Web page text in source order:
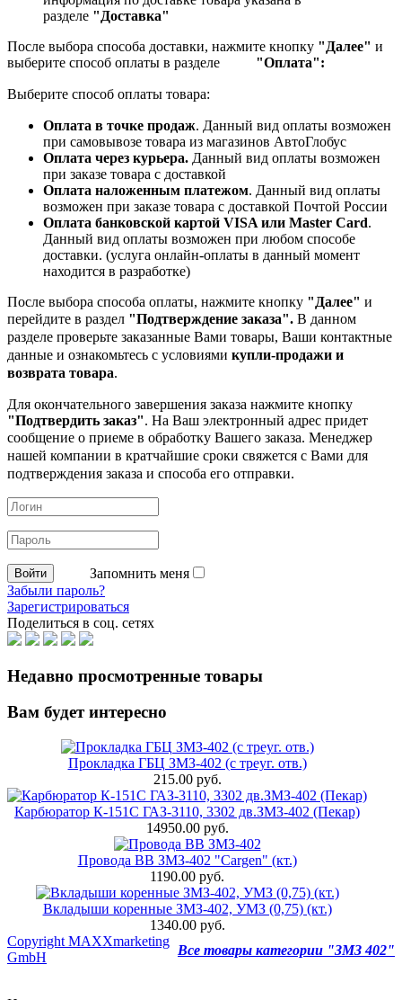
разделе "Доставка"
После выбора способа доставки, нажмите кнопку "Далее" и
выберите способ оплаты в разделе "Оплата":
Выберите способ оплаты товара:
Оплата в точке продаж. Данный вид оплаты возможен
при самовывозе товара из магазинов АвтоГлобус
Оплата через курьера. Данный вид оплаты возможен
при заказе товара с доставкой
Оплата наложенным платежом. Данный вид оплаты
возможен при заказе товара с доставкой Почтой России
Оплата банковской картой VISA или Master Card.
Данный вид оплаты возможен при любом способе
доставки. (услуга онлайн-оплаты в данный момент
находится в разработке)
После выбора способа оплаты, нажмите кнопку "Далее" и
перейдите в раздел "Подтверждение заказа". В данном
разделе проверьте заказанные Вами товары, Ваши контактные
данные и ознакомьтесь с условиями купли-продажи и
возврата товара.
Для окончательного завершения заказа нажмите кнопку
"Подтвердить заказ". На Ваш электронный адрес придет
сообщение о приеме в обработку Вашего заказа. Менеджер
нашей компании в кратчайшие сроки свяжется с Вами для
подтверждения заказа и способа его отправки.
Запомнить меня
Забыли пароль?
Зарегистрироваться
Поделиться в соц. сетях
Недавно просмотренные товары
Вам будет интересно
Прокладка ГБЦ ЗМЗ-402 (с треуг. отв.)
215.00 руб.
Карбюратор К-151С ГАЗ-3110, 3302 дв.ЗМЗ-402 (Пекар)
14950.00 руб.
Провода ВВ ЗМЗ-402 "Cargen" (кт.)
1190.00 руб.
Вкладыши коренные ЗМЗ-402, УМЗ (0,75) (кт.)
1340.00 руб.
Все товары категории "ЗМЗ 402"
Copyright MAXXmarketing
GmbH